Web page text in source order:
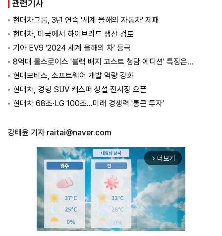
관련기사
현대차그룹, 3년 연속 '세계 올해의 자동차' 제패
현대차, 미국에서 하이브리드 생산 검토
기아 EV9 '2024 세계 올해의 차' 등극
8억대 롤스로이스 '블랙 배지 고스트 청담 에디션' 특징은…
현대모비스, 소프트웨어 개발 역량 강화
현대차, 경형 SUV 캐스퍼 상설 전시장 오픈
현대차 68조·LG 100조…미래 경쟁력 '통큰 투자'
강태윤 기자 raitai@naver.com
arrow_forward_ios 더보기